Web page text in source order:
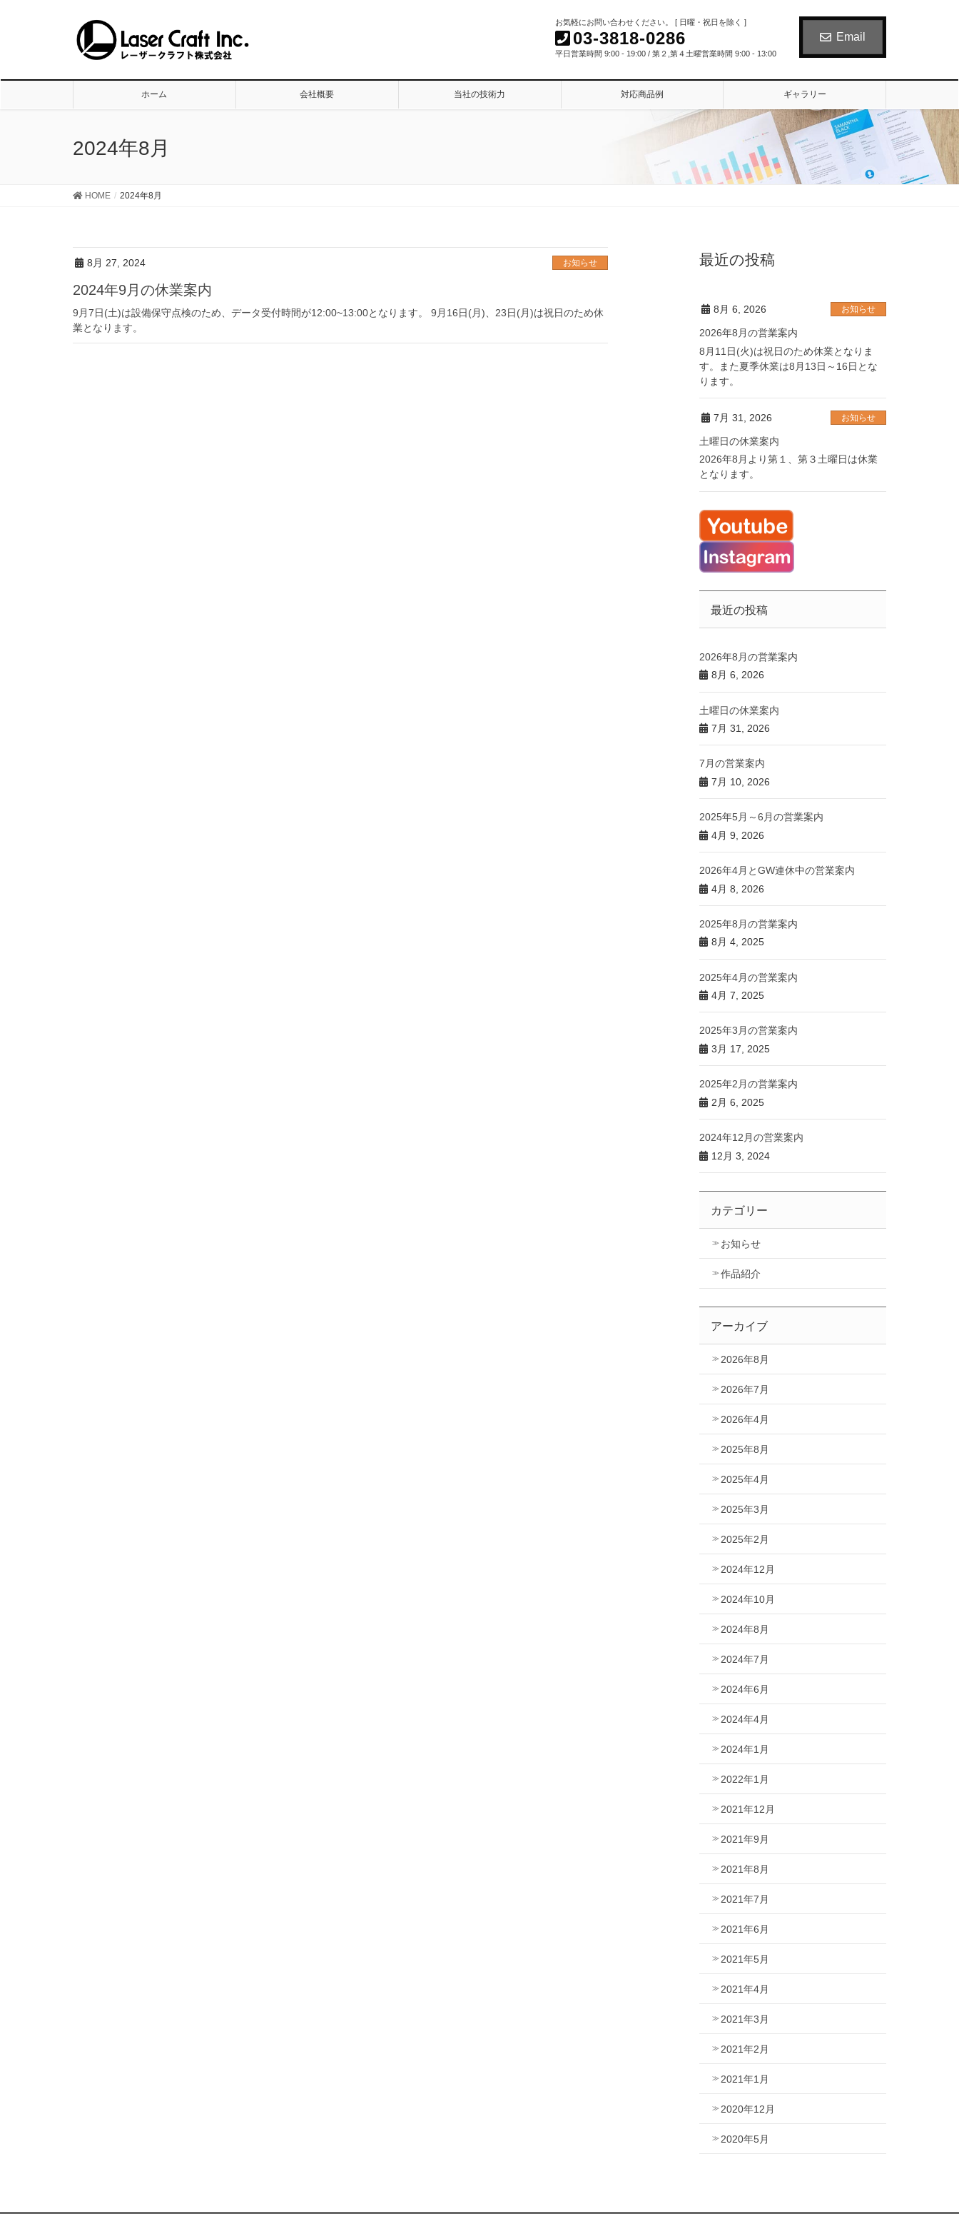
お気軽にお問い合わせください。 [ 日曜・祝日を除く ]
03-3818-0286
平日営業時間 9:00 - 19:00 / 第２,第４土曜営業時間 9:00 - 13:00
Email
ホーム 会社概要 当社の技術力 対応商品例 ギャラリー
2024年8月
HOME 2024年8月
8月 27, 2024 お知らせ
2024年9月の休業案内
9月7日(土)は設備保守点検のため、データ受付時間が12:00~13:00となります。 9月16日(月)、23日(月)は祝日のため休
業となります。
最近の投稿
8月 6, 2026 お知らせ
2026年8月の営業案内
8月11日(火)は祝日のため休業となりま
す。また夏季休業は8月13日～16日とな
ります。
7月 31, 2026 お知らせ
土曜日の休業案内
2026年8月より第１、第３土曜日は休業
となります。
最近の投稿
2026年8月の営業案内
8月 6, 2026
土曜日の休業案内
7月 31, 2026
7月の営業案内
7月 10, 2026
2025年5月～6月の営業案内
4月 9, 2026
2026年4月とGW連休中の営業案内
4月 8, 2026
2025年8月の営業案内
8月 4, 2025
2025年4月の営業案内
4月 7, 2025
2025年3月の営業案内
3月 17, 2025
2025年2月の営業案内
2月 6, 2025
2024年12月の営業案内
12月 3, 2024
カテゴリー
お知らせ
作品紹介
アーカイブ
2026年8月
2026年7月
2026年4月
2025年8月
2025年4月
2025年3月
2025年2月
2024年12月
2024年10月
2024年8月
2024年7月
2024年6月
2024年4月
2024年1月
2022年1月
2021年12月
2021年9月
2021年8月
2021年7月
2021年6月
2021年5月
2021年4月
2021年3月
2021年2月
2021年1月
2020年12月
2020年5月